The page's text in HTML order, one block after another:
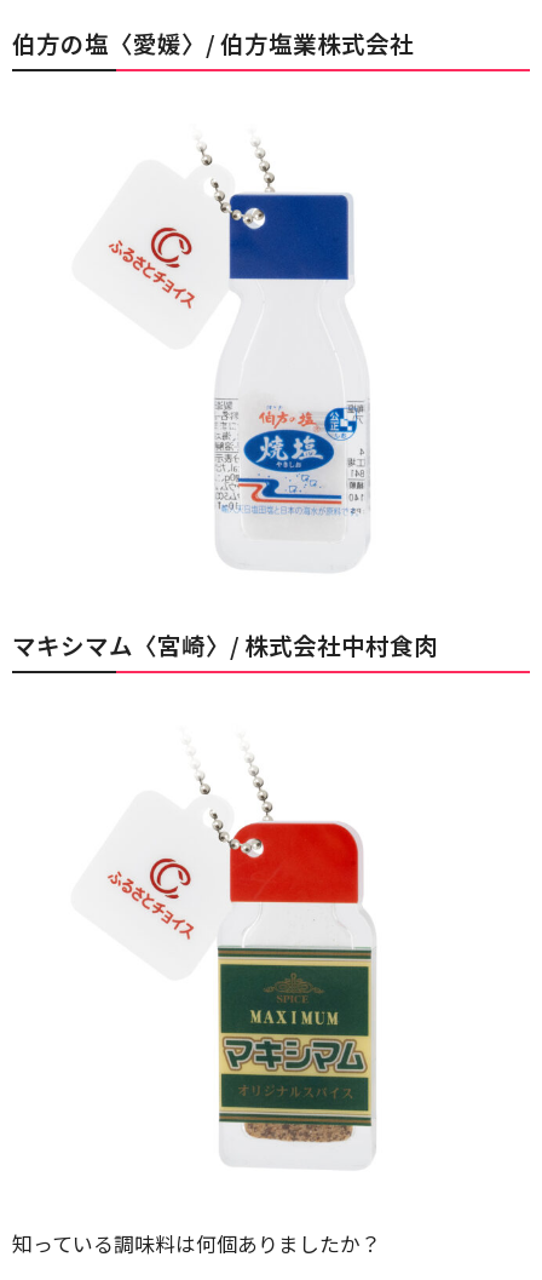
伯方の塩〈愛媛〉/ 伯方塩業株式会社
マキシマム〈宮崎〉/ 株式会社中村食肉
知っている調味料は何個ありましたか？